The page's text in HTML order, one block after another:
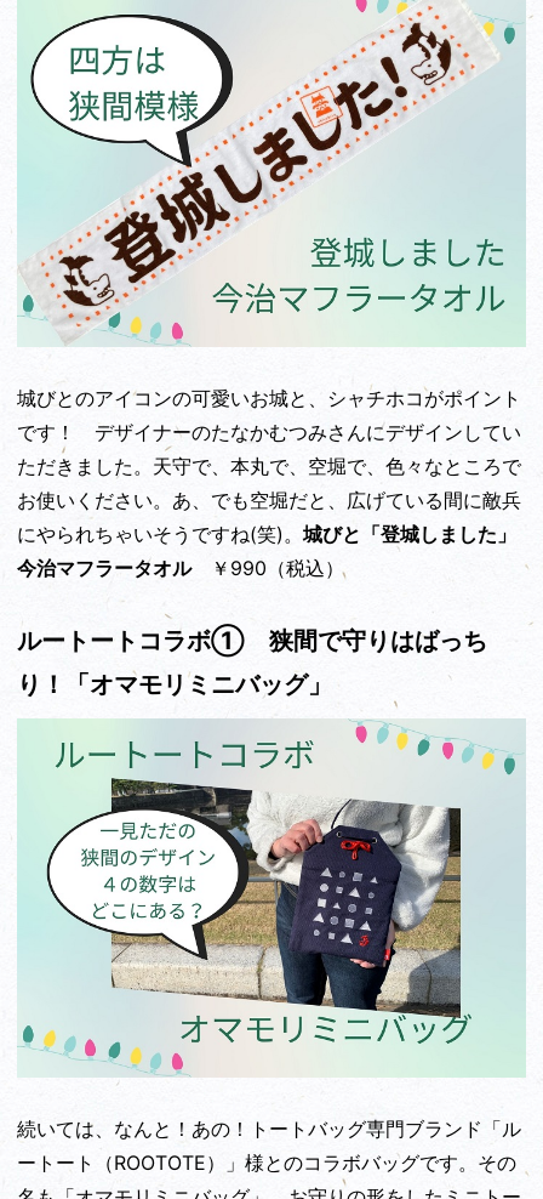
城びとのアイコンの可愛いお城と、シャチホコがポイント
です！ デザイナーのたなかむつみさんにデザインしてい
ただきました。天守で、本丸で、空堀で、色々なところで
お使いください。あ、でも空堀だと、広げている間に敵兵
にやられちゃいそうですね(笑)。 城びと「登城しました」
今治マフラータオル￥990（税込）
ルートートコラボ① 狭間で守りはばっち
り！「オマモリミニバッグ」
続いては、なんと！あの！トートバッグ専門ブランド「ル
ートート（ROOTOTE）」様とのコラボバッグです。その